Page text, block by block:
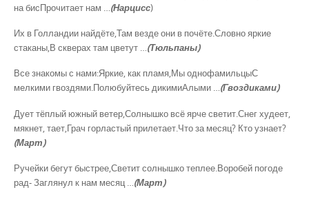
на бисПрочитает нам …(Нарцисс)
Их в Голландии найдёте,Там везде они в почёте.Словно яркие
стаканы,В скверах там цветут …(Тюльпаны)
Все знакомы с нами:Яркие, как пламя,Мы однофамильцыС
мелкими гвоздями.Полюбуйтесь дикимиАлыми …(Гвоздиками)
Дует тёплый южный ветер,Солнышко всё ярче светит.Снег худеет,
мякнет, тает,Грач горластый прилетает.Что за месяц? Кто узнает?
(Март)
Ручейки бегут быстрее,Светит солнышко теплее.Воробей погоде
рад- Заглянул к нам месяц …(Март)